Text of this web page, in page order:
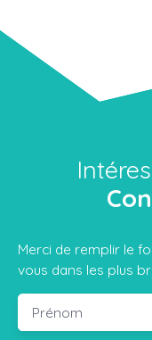
Merci de remplir le
vous dans les plus
Prénom